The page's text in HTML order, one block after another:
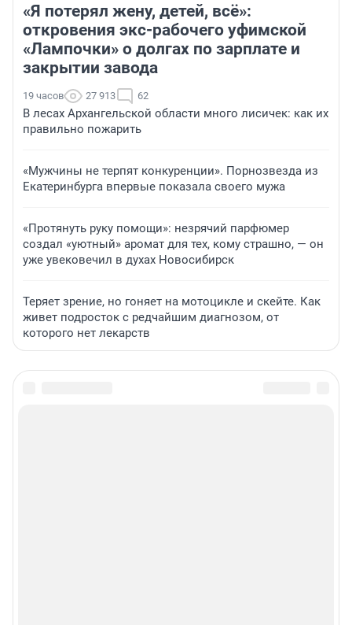
«Я потерял жену, детей, всё»:
откровения экс-рабочего уфимской
«Лампочки» о долгах по зарплате и
закрытии завода
19 часов 27 913 62
В лесах Архангельской области много лисичек: как их
правильно пожарить
«Мужчины не терпят конкуренции». Порнозвезда из
Екатеринбурга впервые показала своего мужа
«Протянуть руку помощи»: незрячий парфюмер
создал «уютный» аромат для тех, кому страшно, — он
уже увековечил в духах Новосибирск
Теряет зрение, но гоняет на мотоцикле и скейте. Как
живет подросток с редчайшим диагнозом, от
которого нет лекарств